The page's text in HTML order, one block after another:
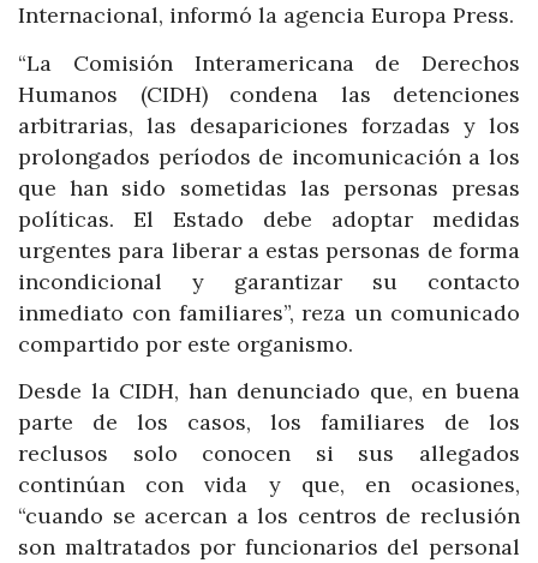
Internacional, informó la agencia Europa Press.
“La Comisión Interamericana de Derechos
Humanos (CIDH) condena las detenciones
arbitrarias, las desapariciones forzadas y los
prolongados períodos de incomunicación a los
que han sido sometidas las personas presas
políticas. El Estado debe adoptar medidas
urgentes para liberar a estas personas de forma
incondicional y garantizar su contacto
inmediato con familiares”, reza un comunicado
compartido por este organismo.
Desde la CIDH, han denunciado que, en buena
parte de los casos, los familiares de los
reclusos solo conocen si sus allegados
continúan con vida y que, en ocasiones,
“cuando se acercan a los centros de reclusión
son maltratados por funcionarios del personal